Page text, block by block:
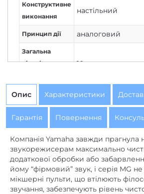
Конструктивне
виконання
настільний
Принцип дії аналоговий
Загальна
кількість
10
Моно 4
Еквалайзер
2-х смуговий
кожному
смуговий
кожному
Фейдери є
Опис Характеристики
Гарантія Повернення
Компанія Yamaha завжди прагнула
звукорежисерам максимально
додаткової обробки або
йому “фірмовий” звук, і серія MG
мікшерні пульти, що втілюють
звучання, забезпечують рівень